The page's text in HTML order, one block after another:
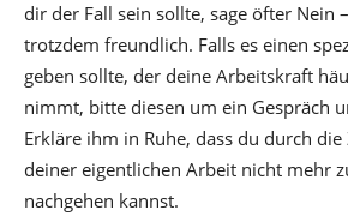
dir der Fall sein sollte, sage öfter Nein
trotzdem freundlich. Falls es einen
geben sollte, der deine Arbeitskraft
nimmt, bitte diesen um ein Gespräch
Erkläre ihm in Ruhe, dass du durch die
deiner eigentlichen Arbeit nicht mehr
nachgehen kannst.